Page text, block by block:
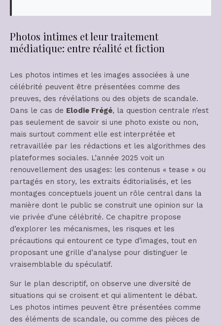
Photos intimes et leur traitement
médiatique: entre réalité et fiction
Les photos intimes et les images associées à une
célébrité peuvent être présentées comme des
preuves, des révélations ou des objets de scandale.
Dans le cas de Elodie Frégé, la question centrale n’est
pas seulement de savoir si une photo existe ou non,
mais surtout comment elle est interprétée et
retravaillée par les rédactions et les algorithmes des
plateformes sociales. L’année 2025 voit un
renouvellement des usages: les contenus « tease » ou
partagés en story, les extraits éditorialisés, et les
montages conceptuels jouent un rôle central dans la
manière dont le public se construit une opinion sur la
vie privée d’une célébrité. Ce chapitre propose
d’explorer les mécanismes, les risques et les
précautions qui entourent ce type d’images, tout en
proposant une grille d’analyse pour distinguer le
vraisemblable du spéculatif.
Sur le plan descriptif, on observe une diversité de
situations qui se croisent et qui alimentent le débat.
Les photos intimes peuvent être présentées comme
des éléments de scandale, ou comme des pièces de